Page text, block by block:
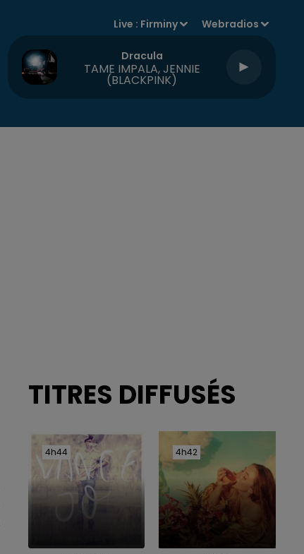
Live : Firminy Webradios
Dracula
TAME IMPALA, JENNIE
(BLACKPINK)
TITRES DIFFUSÉS
4h44
4h44 4h42
4h42